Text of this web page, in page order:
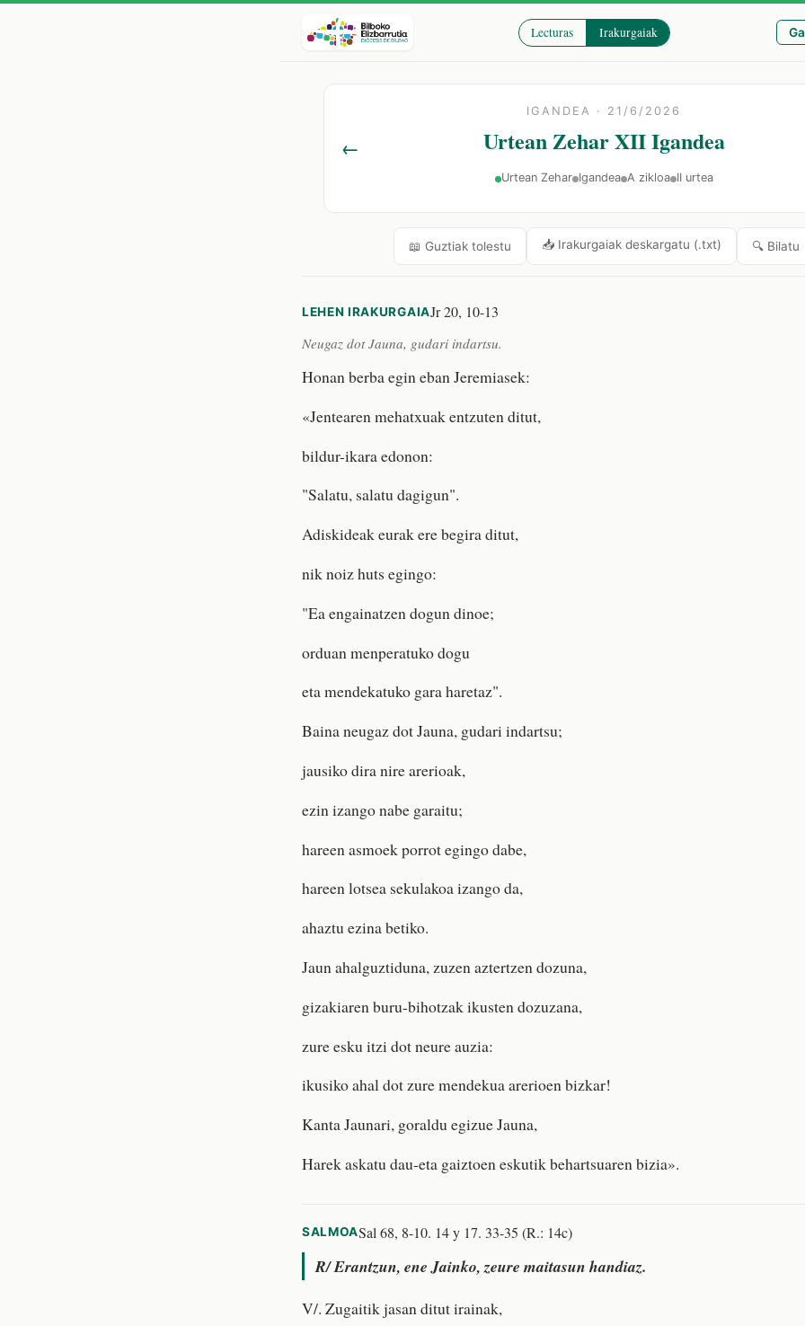
Lecturas Irakurgaiak
←
IGANDEA · 21/6/2026
Urtean Zehar XII Igandea
Urtean Zehar Igandea A zikloa II urtea
📖 Guztiak tolestu 📥 Irakurgaiak deskargatu (.txt) 🔍 Bilatu
LEHEN IRAKURGAIAJr 20, 10-13
Neugaz dot Jauna, gudari indartsu.
Honan berba egin eban Jeremiasek:
«Jentearen mehatxuak entzuten ditut,
bildur-ikara edonon:
"Salatu, salatu dagigun".
Adiskideak eurak ere begira ditut,
nik noiz huts egingo:
"Ea engainatzen dogun dinoe;
orduan menperatuko dogu
eta mendekatuko gara haretaz".
Baina neugaz dot Jauna, gudari indartsu;
jausiko dira nire arerioak,
ezin izango nabe garaitu;
hareen asmoek porrot egingo dabe,
hareen lotsea sekulakoa izango da,
ahaztu ezina betiko.
Jaun ahalguztiduna, zuzen aztertzen dozuna,
gizakiaren buru-bihotzak ikusten dozuzana,
zure esku itzi dot neure auzia:
ikusiko ahal dot zure mendekua arerioen bizkar!
Kanta Jaunari, goraldu egizue Jauna,
Harek askatu dau-eta gaiztoen eskutik behartsuaren bizia».
SALMOASal 68, 8-10. 14 y 17. 33-35 (R.: 14c)
R/Erantzun, ene Jainko, zeure maitasun handiaz.
V/. Zugaitik jasan ditut irainak,